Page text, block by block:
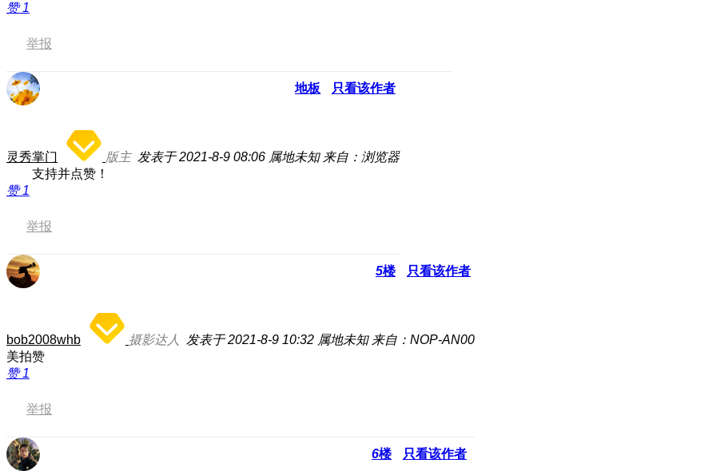
赞1
举报
地板 只看该作者
灵秀掌门 版主 发表于 2021-8-9 08:06 属地未知 来自：浏览器
支持并点赞！
赞1
举报
5楼 只看该作者
bob2008whb 摄影达人 发表于 2021-8-9 10:32 属地未知 来自：NOP-AN00
美拍赞
赞1
举报
6楼 只看该作者